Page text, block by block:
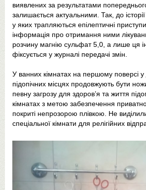
виявлених за результатами попереднього
залишається актуальними. Так, до історії
у яких трапляються епілептичні
інформація про отримання ними
розчину магнію сульфат 5,0, а лише ця
фіксується у журналі передачі змін.
У ванних кімнатах на першому поверсі у
підопічних місцях продовжують бути
певну загрозу для здоров’я та життя
кімнатах з метою забезпечення
покриті непрозорою плівкою. Не
спеціальної кімнати для релігійних